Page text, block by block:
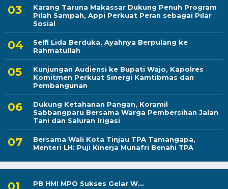
Karang Taruna Makassar Dukung Penuh Program
Pilah Sampah, Appi Perkuat Peran sebagai Pilar
Sosial
Selfi Lida Berduka, Ayahnya Berpulang ke
Rahmatullah
Kunjungan Audiensi ke Bupati Wajo, Kapolres
Komitmen Perkuat Sinergi Kamtibmas dan
Pembangunan
Dukung Ketahanan Pangan, Koramil
Sabbangparu Bersama Warga Pembersihan Jalan
Tani dan Saluran Irigasi
Bersama Wali Kota Tinjau TPA Tamangapa,
Menteri LH: Puji Kinerja Munafri Benahi TPA
PB HMI MPO Sukses Gelar W...